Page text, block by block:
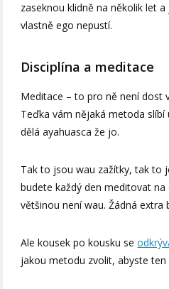
zaseknou klidně na několik let
vlastně ego nepustí.
Disciplína a meditace
Meditace – to pro ně není dost
Teďka vám nějaká metoda
dělá ayahuasca že jo.
Tak to jsou wau zažítky, tak to
budete každý den meditovat
většinou není wau. Žádná extra
Ale kousek po kousku se
jakou metodu zvolit, abyste ten